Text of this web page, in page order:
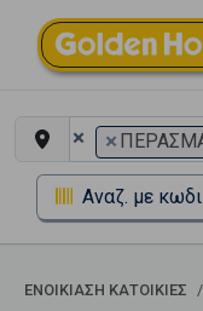
× ×
Αναζ. με
ΕΝΟΙΚΊΑΣΗ ΚΑΤΟΙΚΊΕΣ